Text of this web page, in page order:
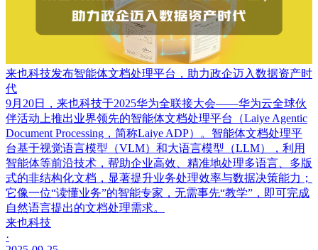
来也科技发布智能体文档处理平台，助力政企迈入数据资产时
代
9月20日，来也科技于2025华为全联接大会——华为云全球伙
伴活动上推出业界领先的智能体文档处理平台（Laiye Agentic
Document Processing，简称Laiye ADP）。智能体文档处理平
台基于视觉语言模型（VLM）和大语言模型（LLM），利用
智能体等前沿技术，帮助企业高效、精准地处理多语言、多版
式的非结构化文档，显著提升业务处理效率与数据决策能力；
它像一位“读懂业务”的智能专家，无需事先“教学”，即可完成
自然语言提出的文档处理需求。
来也科技
·